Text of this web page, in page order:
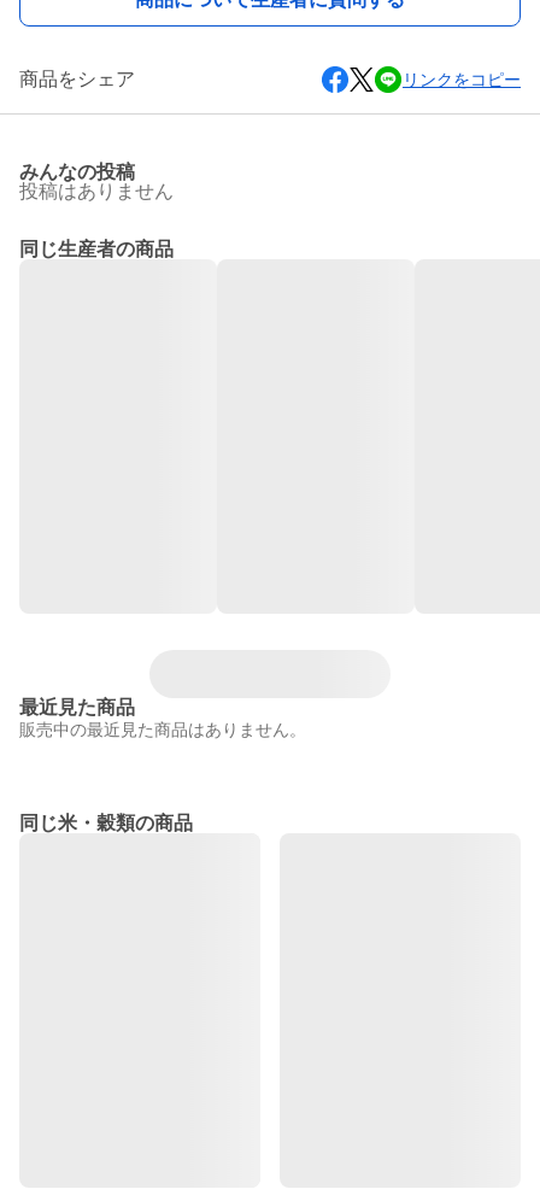
商品をシェア リンクをコピー
みんなの投稿
投稿はありません
同じ生産者の商品
最近見た商品
販売中の最近見た商品はありません。
同じ米・穀類の商品